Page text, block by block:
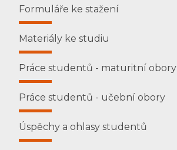
Formuláře ke stažení
Materiály ke studiu
Práce studentů - maturitní obory
Práce studentů - učební obory
Úspěchy a ohlasy studentů